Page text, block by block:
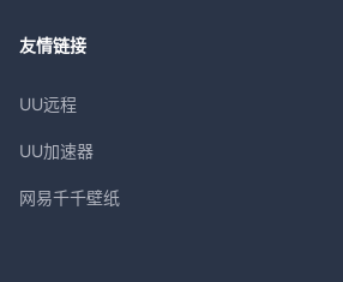
友情链接
UU远程
UU加速器
网易千千壁纸